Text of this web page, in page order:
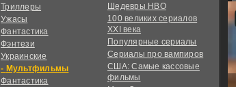
Триллеры
Ужасы
Фантастика
Фэнтези
Украинcкие
Мультфильмы
Фантастика
Шедевры HBO
100 великих сериалов
XXI века
Популярные сериалы
Сериалы про вампиров
США: Самые кассовые
фильмы